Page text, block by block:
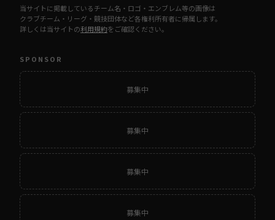
当サイトに掲載しているチーム名・ロゴ・エンブレム等の画像は
クラブチーム・リーグ・競技団体など各権利所有者に帰属します。
詳しくは当サイトの利用規約をご確認ください。
SPONSOR
募集中
募集中
募集中
募集中